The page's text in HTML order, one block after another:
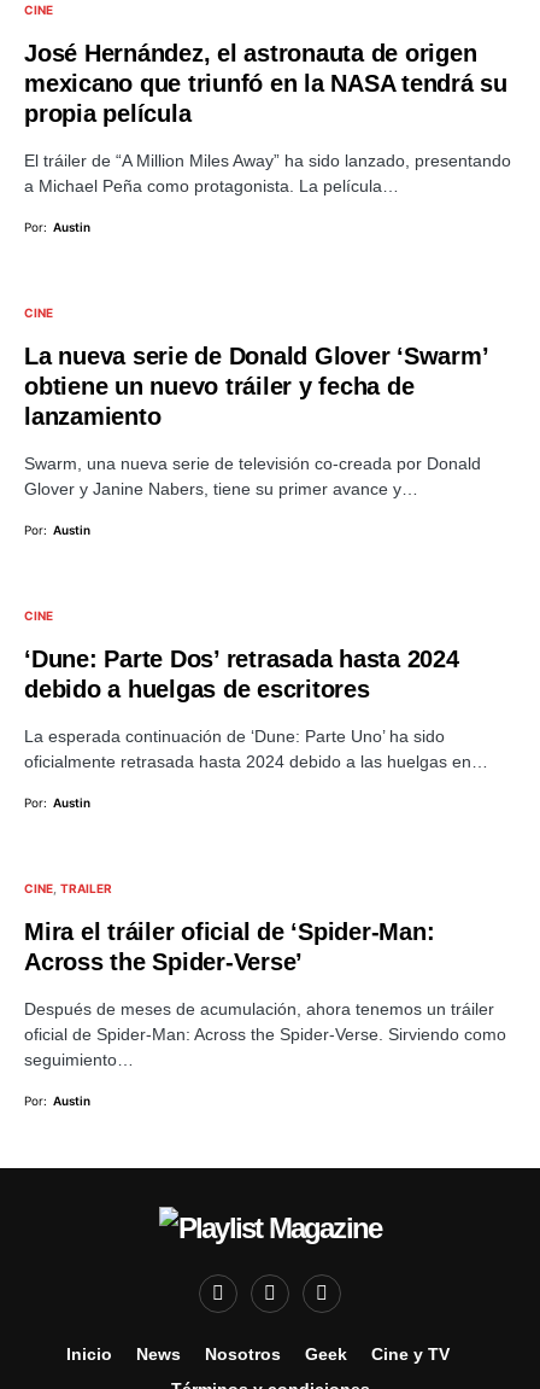
CINE
José Hernández, el astronauta de origen
mexicano que triunfó en la NASA tendrá su
propia película
El tráiler de “A Million Miles Away” ha sido lanzado, presentando
a Michael Peña como protagonista. La película…
Por: Austin
CINE
La nueva serie de Donald Glover ‘Swarm’
obtiene un nuevo tráiler y fecha de
lanzamiento
Swarm, una nueva serie de televisión co-creada por Donald
Glover y Janine Nabers, tiene su primer avance y…
Por: Austin
CINE
‘Dune: Parte Dos’ retrasada hasta 2024
debido a huelgas de escritores
La esperada continuación de ‘Dune: Parte Uno’ ha sido
oficialmente retrasada hasta 2024 debido a las huelgas en…
Por: Austin
CINE TRAILER
Mira el tráiler oficial de ‘Spider-Man:
Across the Spider-Verse’
Después de meses de acumulación, ahora tenemos un tráiler
oficial de Spider-Man: Across the Spider-Verse. Sirviendo como
seguimiento…
Por: Austin
Inicio News Nosotros Geek
Cine y TV